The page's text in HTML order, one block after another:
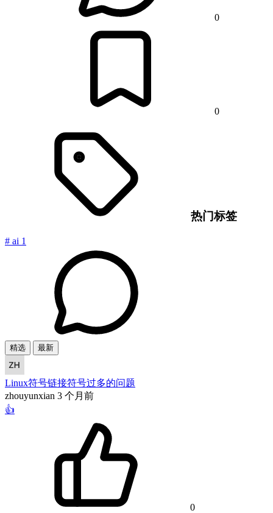
0
0
热门标签
# ai 1
精选 最新
Linux符号链接符号过多的问题
zhouyunxian 3 个月前
👍
0